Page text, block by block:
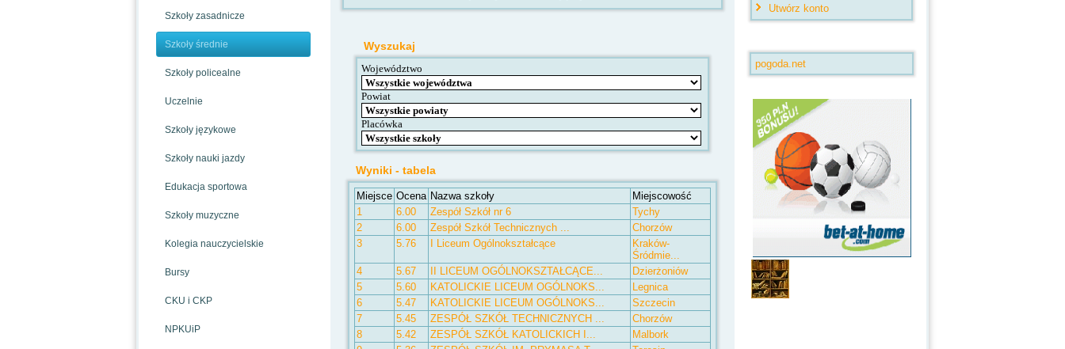
Szkoły zasadnicze
Szkoły średnie
Szkoły policealne
Uczelnie
Szkoły językowe
Szkoły nauki jazdy
Edukacja sportowa
Szkoły muzyczne
Kolegia nauczycielskie
Bursy
CKU i CKP
NPKUiP
Wyszukaj
Województwo
Powiat
Placówka
Wyniki - tabela
Miejsce Ocena Nazwa szkoły
Miejscowość
1
6.00 Zespół Szkół nr 6
Tychy
2
6.00 Zespół Szkół Technicznych ...
Chorzów
3
5.76 I Liceum Ogólnokształcące
Kraków-
Śródmie...
4
5.67 II LICEUM OGÓLNOKSZTAŁCĄCE...
Dzierżoniów
5
5.60 KATOLICKIE LICEUM OGÓLNOKS...
Legnica
6
5.47 KATOLICKIE LICEUM OGÓLNOKS...
Szczecin
7
5.45 ZESPÓŁ SZKÓŁ TECHNICZNYCH ...
Chorzów
8
5.42 ZESPÓŁ SZKÓŁ KATOLICKICH I...
Malbork
Utwórz konto
pogoda.net